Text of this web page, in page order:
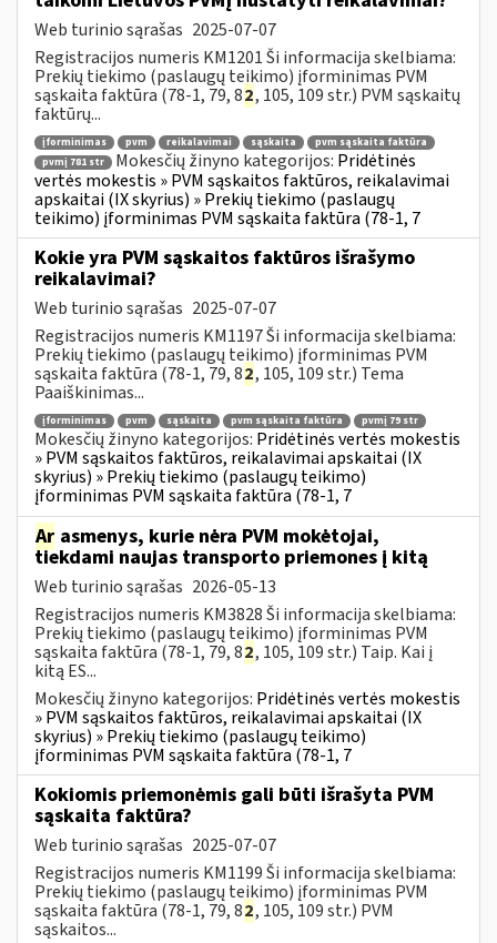
Web turinio sąrašas 2025-07-07
Registracijos numeris KM1201 Ši informacija skelbiama:
Prekių tiekimo (paslaugų teikimo) įforminimas PVM
sąskaita faktūra (78-1, 79, 82, 105, 109 str.) PVM sąskaitų
faktūrų...
įforminimas pvm reikalavimai sąskaita
pvm sąskaita faktūra
pvmį 781 str
Mokesčių žinyno kategorijos: Pridėtinės
vertės mokestis » PVM sąskaitos faktūros, reikalavimai
apskaitai (IX skyrius) » Prekių tiekimo (paslaugų
teikimo) įforminimas PVM sąskaita faktūra (78-1, 7
Kokie yra PVM sąskaitos faktūros išrašymo
reikalavimai?
Web turinio sąrašas 2025-07-07
Registracijos numeris KM1197 Ši informacija skelbiama:
Prekių tiekimo (paslaugų teikimo) įforminimas PVM
sąskaita faktūra (78-1, 79, 82, 105, 109 str.) Tema
Paaiškinimas...
įforminimas pvm sąskaita pvm sąskaita faktūra pvmį 79 str
Mokesčių žinyno kategorijos: Pridėtinės vertės mokestis
» PVM sąskaitos faktūros, reikalavimai apskaitai (IX
skyrius) » Prekių tiekimo (paslaugų teikimo)
įforminimas PVM sąskaita faktūra (78-1, 7
Ar asmenys, kurie nėra PVM mokėtojai,
tiekdami naujas transporto priemones į kitą
Web turinio sąrašas 2026-05-13
Registracijos numeris KM3828 Ši informacija skelbiama:
Prekių tiekimo (paslaugų teikimo) įforminimas PVM
sąskaita faktūra (78-1, 79, 82, 105, 109 str.) Taip. Kai į
kitą ES...
Mokesčių žinyno kategorijos: Pridėtinės vertės mokestis
» PVM sąskaitos faktūros, reikalavimai apskaitai (IX
skyrius) » Prekių tiekimo (paslaugų teikimo)
įforminimas PVM sąskaita faktūra (78-1, 7
Kokiomis priemonėmis gali būti išrašyta PVM
sąskaita faktūra?
Web turinio sąrašas 2025-07-07
Registracijos numeris KM1199 Ši informacija skelbiama:
Prekių tiekimo (paslaugų teikimo) įforminimas PVM
sąskaita faktūra (78-1, 79, 82, 105, 109 str.) PVM
sąskaitos...